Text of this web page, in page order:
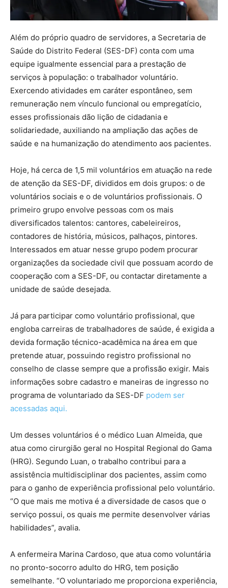
Além do próprio quadro de servidores, a Secretaria de
Saúde do Distrito Federal (SES-DF) conta com uma
equipe igualmente essencial para a prestação de
serviços à população: o trabalhador voluntário.
Exercendo atividades em caráter espontâneo, sem
remuneração nem vínculo funcional ou empregatício,
esses profissionais dão lição de cidadania e
solidariedade, auxiliando na ampliação das ações de
saúde e na humanização do atendimento aos pacientes.
Hoje, há cerca de 1,5 mil voluntários em atuação na rede
de atenção da SES-DF, divididos em dois grupos: o de
voluntários sociais e o de voluntários profissionais. O
primeiro grupo envolve pessoas com os mais
diversificados talentos: cantores, cabeleireiros,
contadores de história, músicos, palhaços, pintores.
Interessados em atuar nesse grupo podem procurar
organizações da sociedade civil que possuam acordo de
cooperação com a SES-DF, ou contactar diretamente a
unidade de saúde desejada.
Já para participar como voluntário profissional, que
engloba carreiras de trabalhadores de saúde, é exigida a
devida formação técnico-acadêmica na área em que
pretende atuar, possuindo registro profissional no
conselho de classe sempre que a profissão exigir. Mais
informações sobre cadastro e maneiras de ingresso no
programa de voluntariado da SES-DF podem ser
acessadas aqui.
Um desses voluntários é o médico Luan Almeida, que
atua como cirurgião geral no Hospital Regional do Gama
(HRG). Segundo Luan, o trabalho contribui para a
assistência multidisciplinar dos pacientes, assim como
para o ganho de experiência profissional pelo voluntário.
“O que mais me motiva é a diversidade de casos que o
serviço possui, os quais me permite desenvolver várias
habilidades”, avalia.
A enfermeira Marina Cardoso, que atua como voluntária
no pronto-socorro adulto do HRG, tem posição
semelhante. “O voluntariado me proporciona experiência,